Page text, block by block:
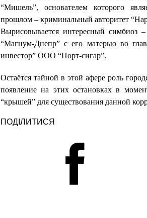
“Мишель”, основателем которого
прошлом – криминальный авторитет
Вырисовывается интересный
“Магнум-Днепр” с его матерью во
инвестор” ООО “Порт-сигар”.
Остаётся тайной в этой афере роль
появление на этих остановках в
“крышей” для существования данной
ПОДІЛИТИСЯ